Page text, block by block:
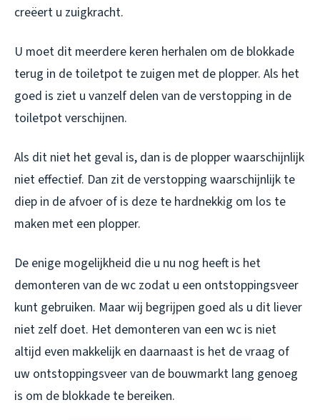
creëert u zuigkracht.
U moet dit meerdere keren herhalen om de blokkade
terug in de toiletpot te zuigen met de plopper. Als het
goed is ziet u vanzelf delen van de verstopping in de
toiletpot verschijnen.
Als dit niet het geval is, dan is de plopper waarschijnlijk
niet effectief. Dan zit de verstopping waarschijnlijk te
diep in de afvoer of is deze te hardnekkig om los te
maken met een plopper.
De enige mogelijkheid die u nu nog heeft is het
demonteren van de wc zodat u een ontstoppingsveer
kunt gebruiken. Maar wij begrijpen goed als u dit liever
niet zelf doet. Het demonteren van een wc is niet
altijd even makkelijk en daarnaast is het de vraag of
uw ontstoppingsveer van de bouwmarkt lang genoeg
is om de blokkade te bereiken.